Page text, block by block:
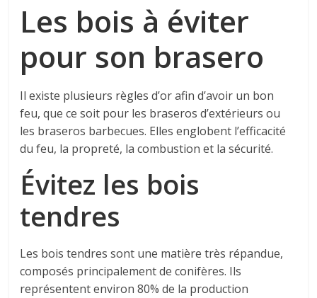
Les bois à éviter
pour son brasero
Il existe plusieurs règles d’or afin d’avoir un bon
feu, que ce soit pour les braseros d’extérieurs ou
les braseros barbecues. Elles englobent l’efficacité
du feu, la propreté, la combustion et la sécurité.
Évitez les bois
tendres
Les bois tendres sont une matière très répandue,
composés principalement de conifères. Ils
représentent environ 80% de la production